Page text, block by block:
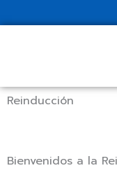
Reinducción
Bienvenidos a la